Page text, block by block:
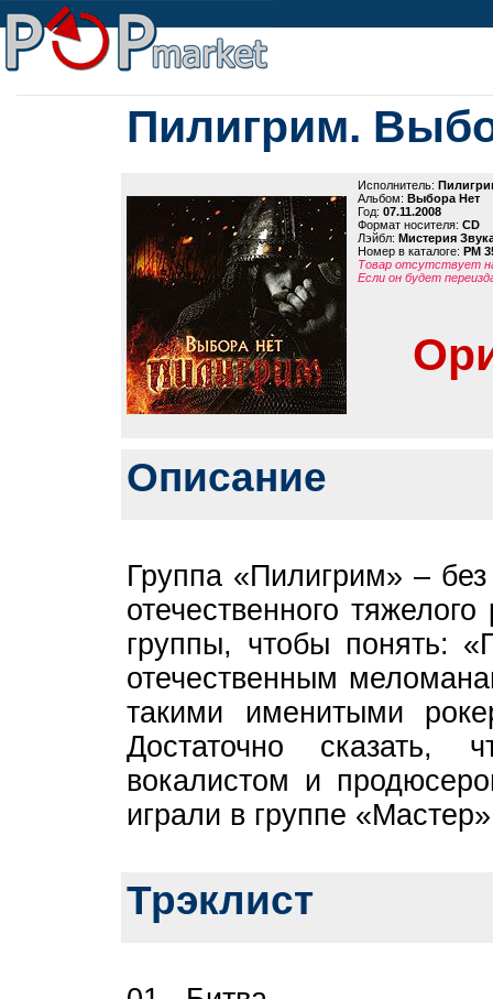
Пилигрим.
Исполнитель:
Альбом: Выбора Нет
Год: 07.11.2008
Формат носителя: CD
Лэйбл: Мистерия
Номер в каталоге: PM
Товар отсутствует
Если он будет
Описание
Группа «Пилигрим» –
отечественного
группы, чтобы понять:
отечественным
такими именитыми
Достаточно сказать,
вокалистом и
играли в группе
Трэклист